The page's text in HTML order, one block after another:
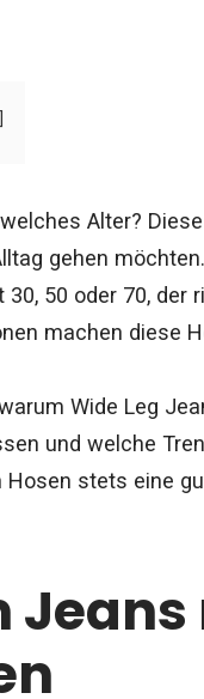
Alter?
gehen
30, 50 oder 70,
machen diese
Wide Leg
und welche
stets eine